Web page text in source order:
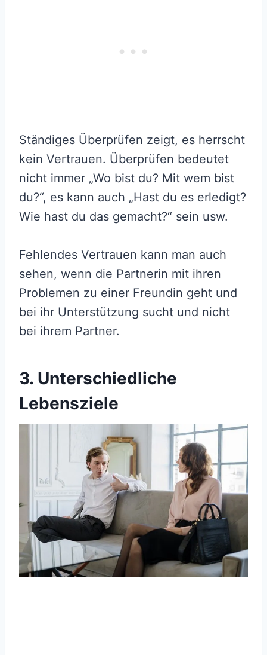
Ständiges Überprüfen zeigt, es herrscht
kein Vertrauen. Überprüfen bedeutet
nicht immer „Wo bist du? Mit wem bist
du?“, es kann auch „Hast du es erledigt?
Wie hast du das gemacht?“ sein usw.
Fehlendes Vertrauen kann man auch
sehen, wenn die Partnerin mit ihren
Problemen zu einer Freundin geht und
bei ihr Unterstützung sucht und nicht
bei ihrem Partner.
3. Unterschiedliche
Lebensziele